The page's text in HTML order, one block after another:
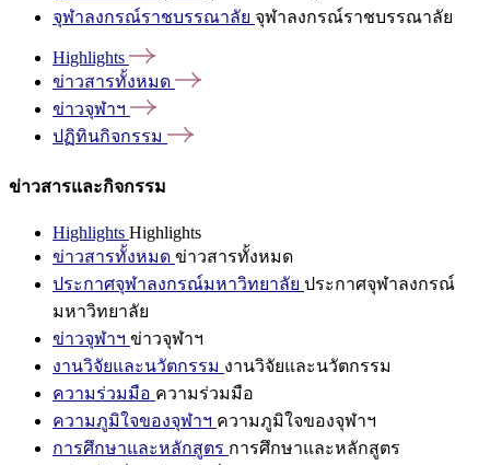
จุฬาลงกรณ์ราชบรรณาลัย จุฬาลงกรณ์ราชบรรณาลัย
Highlights
ข่าวสารทั้งหมด
ข่าวจุฬาฯ
ปฏิทินกิจกรรม
ข่าวสารและกิจกรรม
Highlights Highlights
ข่าวสารทั้งหมด ข่าวสารทั้งหมด
ประกาศจุฬาลงกรณ์มหาวิทยาลัย ประกาศจุฬาลงกรณ์
มหาวิทยาลัย
ข่าวจุฬาฯ ข่าวจุฬาฯ
งานวิจัยและนวัตกรรม งานวิจัยและนวัตกรรม
ความร่วมมือ ความร่วมมือ
ความภูมิใจของจุฬาฯ ความภูมิใจของจุฬาฯ
การศึกษาและหลักสูตร การศึกษาและหลักสูตร